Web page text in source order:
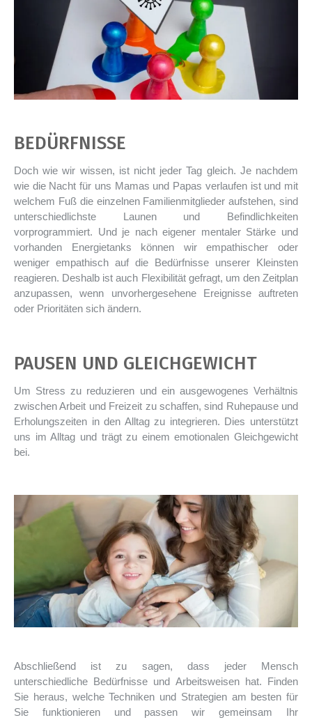
BEDÜRFNISSE
Doch wie wir wissen, ist nicht jeder Tag gleich. Je nachdem
wie die Nacht für uns Mamas und Papas verlaufen ist und mit
welchem Fuß die einzelnen Familienmitglieder aufstehen, sind
unterschiedlichste Launen und Befindlichkeiten
vorprogrammiert. Und je nach eigener mentaler Stärke und
vorhanden Energietanks können wir empathischer oder
weniger empathisch auf die Bedürfnisse unserer Kleinsten
reagieren. Deshalb ist auch Flexibilität gefragt, um den Zeitplan
anzupassen, wenn unvorhergesehene Ereignisse auftreten
oder Prioritäten sich ändern.
PAUSEN UND GLEICHGEWICHT
Um Stress zu reduzieren und ein ausgewogenes Verhältnis
zwischen Arbeit und Freizeit zu schaffen, sind Ruhepause und
Erholungszeiten in den Alltag zu integrieren. Dies unterstützt
uns im Alltag und trägt zu einem emotionalen Gleichgewicht
bei.
Abschließend ist zu sagen, dass jeder Mensch
unterschiedliche Bedürfnisse und Arbeitsweisen hat. Finden
Sie heraus, welche Techniken und Strategien am besten für
Sie funktionieren und passen wir gemeinsam Ihr